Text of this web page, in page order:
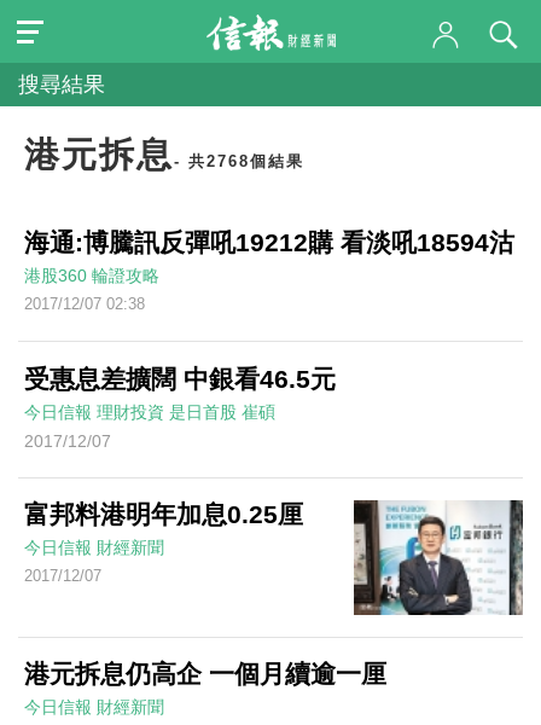
搜尋結果
港元拆息 - 共2768個結果
海通:博騰訊反彈吼19212購 看淡吼18594沽
港股360 輪證攻略
2017/12/07 02:38
受惠息差擴闊 中銀看46.5元
今日信報 理財投資 是日首股 崔碩
2017/12/07
富邦料港明年加息0.25厘
今日信報 財經新聞
2017/12/07
港元拆息仍高企 一個月續逾一厘
今日信報 財經新聞